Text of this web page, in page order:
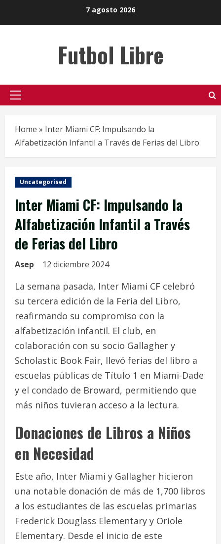
7 agosto 2026
Futbol Libre
Primary
Home » Inter Miami CF: Impulsando la
Alfabetización Infantil a Través de Ferias del Libro
Uncategorised
Inter Miami CF: Impulsando la
Alfabetización Infantil a Través
de Ferias del Libro
Asep 12 diciembre 2024
La semana pasada, Inter Miami CF celebró
su tercera edición de la Feria del Libro,
reafirmando su compromiso con la
alfabetización infantil. El club, en
colaboración con su socio Gallagher y
Scholastic Book Fair, llevó ferias del libro a
escuelas públicas de Título 1 en Miami-Dade
y el condado de Broward, permitiendo que
más niños tuvieran acceso a la lectura.
Donaciones de Libros a Niños
en Necesidad
Este año, Inter Miami y Gallagher hicieron
una notable donación de más de 1,700 libros
a los estudiantes de las escuelas primarias
Frederick Douglass Elementary y Oriole
Elementary. Desde el inicio de este